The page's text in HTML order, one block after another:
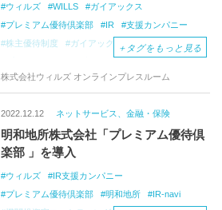
ウィルズ WILLS
ガイアックス
プレミアム優待倶楽部
IR
支援カンパニー
株主優待制度
ガイアックス
・
マネー倶楽部
WILL MONEY
＋ タグをもっと見る
株式会社ウィルズ オンラインプレスルーム
2022.12.12 ネットサービス、金融・保険
明和地所株式会社「プレミアム優待倶
楽部 」を導入
ウィルズ
IR支援カンパニー
プレミアム優待倶楽部
明和地所
IR-navi